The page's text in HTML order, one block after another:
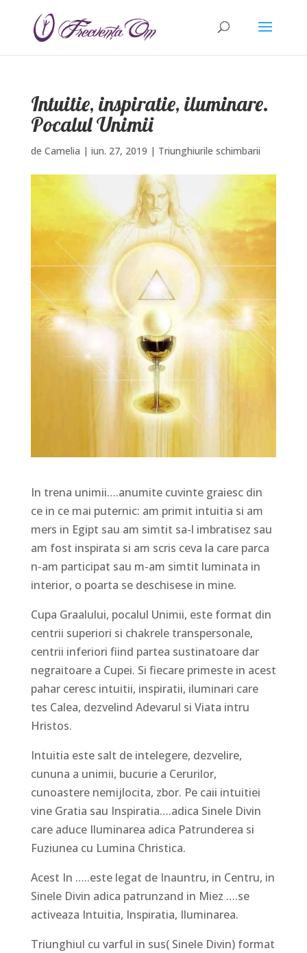
Intuitie, inspiratie, iluminare.
Pocalul Unimii
de Camelia | iun. 27, 2019 | Triunghiurile schimbarii
In trena unimii….anumite cuvinte graiesc din
ce in ce mai puternic: am primit intuitia si am
mers in Egipt sau am simtit sa-l imbratisez sau
am fost inspirata si am scris ceva la care parca
n-am participat sau m-am simtit luminata in
interior, o poarta se deschisese in mine.
Cupa Graalului, pocalul Unimii, este format din
centrii superiori si chakrele transpersonale,
centrii inferiori fiind partea sustinatoare dar
negraitoare a Cupei. Si fiecare primeste in acest
pahar ceresc intuitii, inspiratii, iluminari care
tes Calea, dezvelind Adevarul si Viata intru
Hristos.
Intuitia este salt de intelegere, dezvelire,
cununa a unimii, bucurie a Cerurilor,
cunoastere nemijlocita, zbor. Pe caii intuitiei
vine Gratia sau Inspiratia….adica Sinele Divin
care aduce Iluminarea adica Patrunderea si
Fuziunea cu Lumina Christica.
Acest In …..este legat de Inauntru, in Centru, in
Sinele Divin adica patrunzand in Miez ….se
activeaza Intuitia, Inspiratia, Iluminarea.
Triunghiul cu varful in sus( Sinele Divin) format